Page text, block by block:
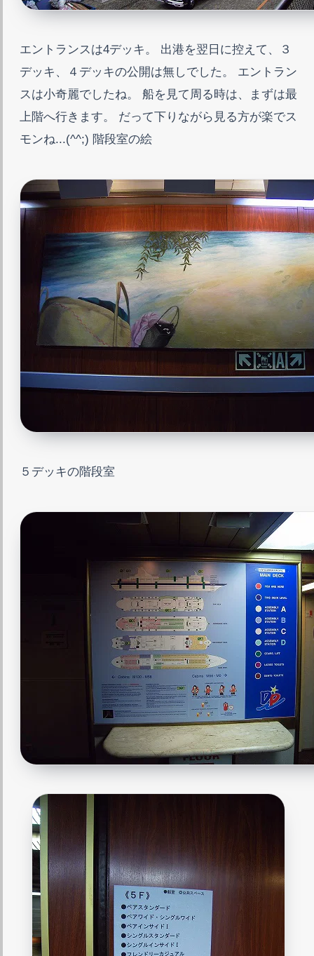
エントランスは4デッキ。 出港を翌日に控えて、３
デッキ、４デッキの公開は無しでした。 エントラン
スは小奇麗でしたね。 船を見て周る時は、まずは最
上階へ行きます。 だって下りながら見る方が楽でス
モンね...(^^;) 階段室の絵
５デッキの階段室